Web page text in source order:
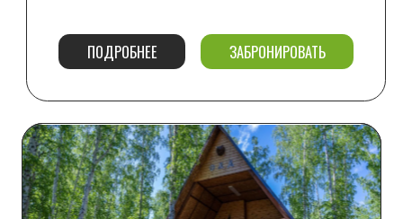
от 20 000
6+1 мест